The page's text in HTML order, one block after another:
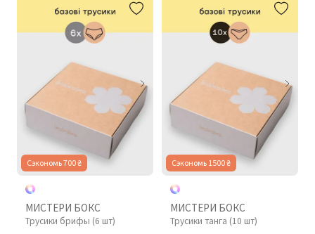
Сэкономь 700 ₴
МИСТЕРИ БОКС
Трусики брифы (6 шт)
Сэкономь 1500 ₴
МИСТЕРИ БОКС
Трусики танга (10 шт)